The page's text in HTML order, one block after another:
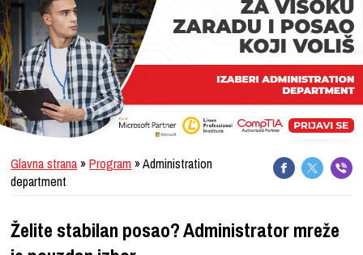
ŠTA DOBIJATE
UČENJE NA DALJINU
DIPLOME I SERTIFIKATI
O IT AKADEMIJI
Glavna strana»Program » Administration
department
Želite stabilan posao? Administrator mreže